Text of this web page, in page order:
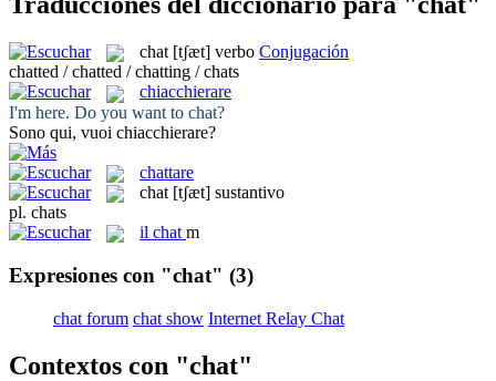
chat [tʃæt] verbo Conjugación
chatted / chatted / chatting / chats
chiacchierare
I'm here. Do you want to chat?
Sono qui, vuoi chiacchierare?
chattare
chat [tʃæt] sustantivo
pl. chats
il chat m
Expresiones con "chat" (3)
chat forum chat show Internet Relay Chat
Contextos con "chat"